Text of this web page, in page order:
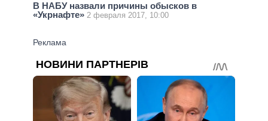
В НАБУ назвали причины обысков в
«Укрнафте» 2 февраля 2017, 10:00